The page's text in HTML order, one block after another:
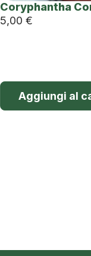
Coryphantha
5,00 €
Aggiungi al